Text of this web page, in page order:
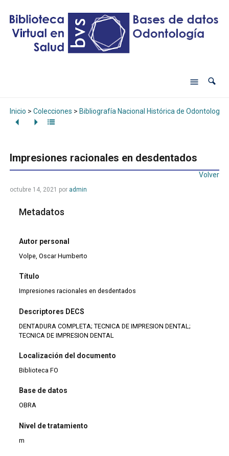
Inicio > Colecciones > Bibliografía Nacional Histórica de Odontología
Impresiones racionales en desdentados
Volver
octubre 14, 2021 por admin
Metadatos
Autor personal
Volpe, Oscar Humberto
Título
Impresiones racionales en desdentados
Descriptores DECS
DENTADURA COMPLETA; TECNICA DE IMPRESION DENTAL;
TECNICA DE IMPRESION DENTAL
Localización del documento
Biblioteca FO
Base de datos
OBRA
Nivel de tratamiento
m